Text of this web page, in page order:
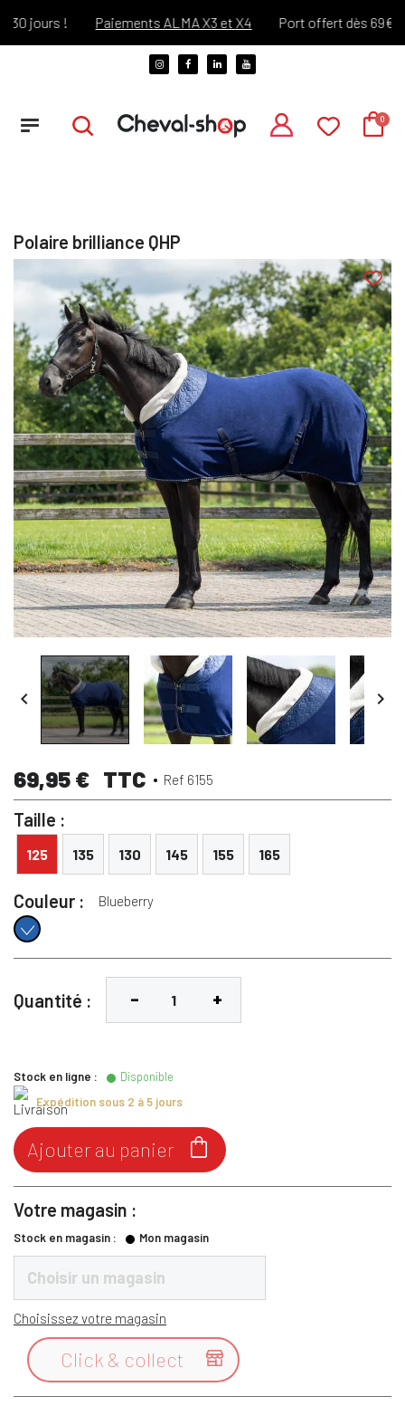
jours ! Paiements ALMA X3 et X4 Port offert dès 69€
Polaire brilliance QHP
 
69,95 € TTC Ref 6155
Taille :
125 135 130 145 155 165
Couleur : Blueberry
Blueberry
Quantité :
Stock en ligne :
Disponible
Expédition sous 2 à 5 jours

Ajouter au panier
Votre magasin :
Stock en magasin : Mon magasin
Choisir un magasin
Choisissez votre magasin

Click & collect